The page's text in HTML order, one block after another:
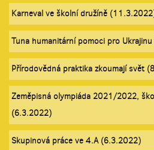
Karneval ve školní družíně
Tuna humanitární pomoci pro
Přírodovědná praktika zkoumají svět
Zeměpisná olympiáda 2021/2022,
(6.3.2022)
Skupinová práce ve 4.A (6.3.2022)